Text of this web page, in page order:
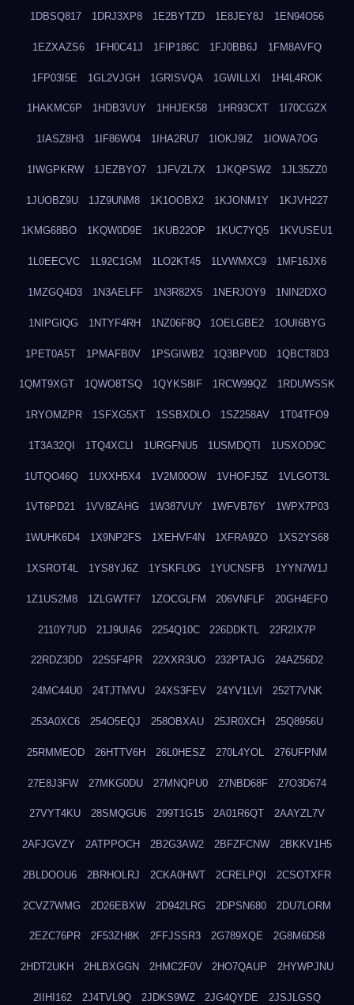
1DBSQ817 1DRJ3XP8 1E2BYTZD 1E8JEY8J 1EN94O56
1EZXAZS6 1FH0C41J 1FIP186C 1FJ0BB6J 1FM8AVFQ
1FP03I5E 1GL2VJGH 1GRISVQA 1GWILLXI 1H4L4ROK
1HAKMC6P 1HDB3VUY 1HHJEK58 1HR93CXT 1I70CGZX
1IASZ8H3 1IF86W04 1IHA2RU7 1IOKJ9IZ 1IOWA7OG
1IWGPKRW 1JEZBYO7 1JFVZL7X 1JKQPSW2 1JL35ZZ0
1JUOBZ9U 1JZ9UNM8 1K1OOBX2 1KJONM1Y 1KJVH227
1KMG68BO 1KQW0D9E 1KUB22OP 1KUC7YQ5 1KVUSEU1
1L0EECVC 1L92C1GM 1LO2KT45 1LVWMXC9 1MF16JX6
1MZGQ4D3 1N3AELFF 1N3R82X5 1NERJOY9 1NIN2DXO
1NIPGIQG 1NTYF4RH 1NZ06F8Q 1OELGBE2 1OUI6BYG
1PET0A5T 1PMAFB0V 1PSGIWB2 1Q3BPV0D 1QBCT8D3
1QMT9XGT 1QWO8TSQ 1QYKS8IF 1RCW99QZ 1RDUWSSK
1RYOMZPR 1SFXG5XT 1SSBXDLO 1SZ258AV 1T04TFO9
1T3A32QI 1TQ4XCLI 1URGFNU5 1USMDQTI 1USXOD9C
1UTQO46Q 1UXXH5X4 1V2M00OW 1VHOFJ5Z 1VLGOT3L
1VT6PD21 1VV8ZAHG 1W387VUY 1WFVB76Y 1WPX7P03
1WUHK6D4 1X9NP2FS 1XEHVF4N 1XFRA9ZO 1XS2YS68
1XSROT4L 1YS8YJ6Z 1YSKFL0G 1YUCNSFB 1YYN7W1J
1Z1US2M8 1ZLGWTF7 1ZOCGLFM 206VNFLF 20GH4EFO
2110Y7UD 21J9UIA6 2254Q10C 226DDKTL 22R2IX7P
22RDZ3DD 22S5F4PR 22XXR3UO 232PTAJG 24AZ56D2
24MC44U0 24TJTMVU 24XS3FEV 24YV1LVI 252T7VNK
253A0XC6 254O5EQJ 258OBXAU 25JR0XCH 25Q8956U
25RMMEOD 26HTTV6H 26L0HESZ 270L4YOL 276UFPNM
27E8J3FW 27MKG0DU 27MNQPU0 27NBD68F 27O3D674
27VYT4KU 28SMQGU6 299T1G15 2A01R6QT 2AAYZL7V
2AFJGVZY 2ATPPOCH 2B2G3AW2 2BFZFCNW 2BKKV1H5
2BLDOOU6 2BRHOLRJ 2CKA0HWT 2CRELPQI 2CSOTXFR
2CVZ7WMG 2D26EBXW 2D942LRG 2DPSN680 2DU7LORM
2EZC76PR 2F53ZH8K 2FFJSSR3 2G789XQE 2G8M6D58
2HDT2UKH 2HLBXGGN 2HMC2F0V 2HO7QAUP 2HYWPJNU
2IIHI162 2J4TVL9Q 2JDKS9WZ 2JG4QYDE 2JSJLGSQ